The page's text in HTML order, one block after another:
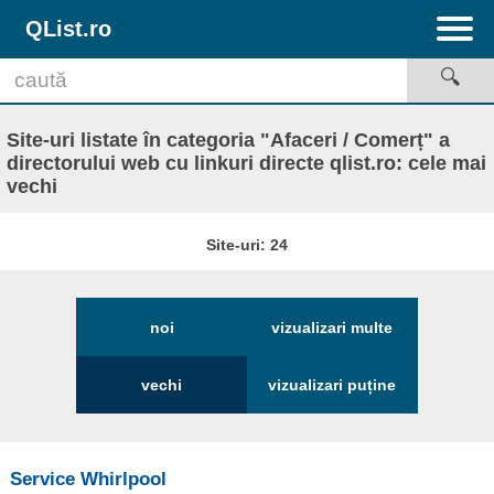
QList.ro
Site-uri listate în categoria "Afaceri / Comerț" a
directorului web cu linkuri directe qlist.ro: cele mai
vechi
Site-uri: 24
noi
vechi
vizualizari multe
vizualizari puține
Service Whirlpool